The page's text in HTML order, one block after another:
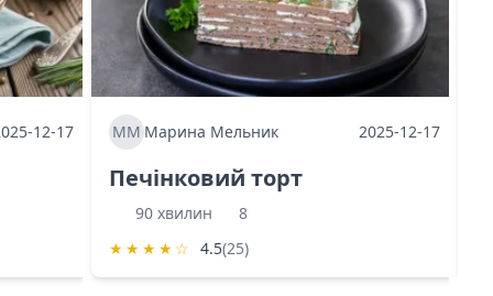
12-17 МММарина Мельник 2025-12-17
Печінковий торт
90 хвилин
8
★ ★ ★ ★ ☆ 4.5(25)